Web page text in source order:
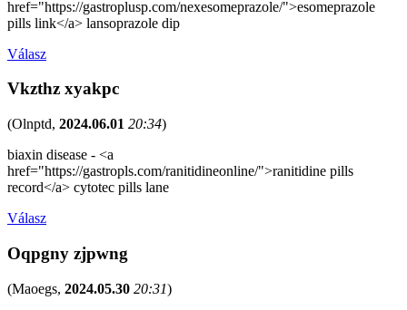
href="https://gastroplusp.com/nexesomeprazole/">esomeprazole
pills link</a> lansoprazole dip
Válasz
Vkzthz xyakpc
(Olnptd, 2024.06.01 20:34)
biaxin disease - <a
href="https://gastropls.com/ranitidineonline/">ranitidine pills
record</a> cytotec pills lane
Válasz
Oqpgny zjpwng
(Maoegs, 2024.05.30 20:31)